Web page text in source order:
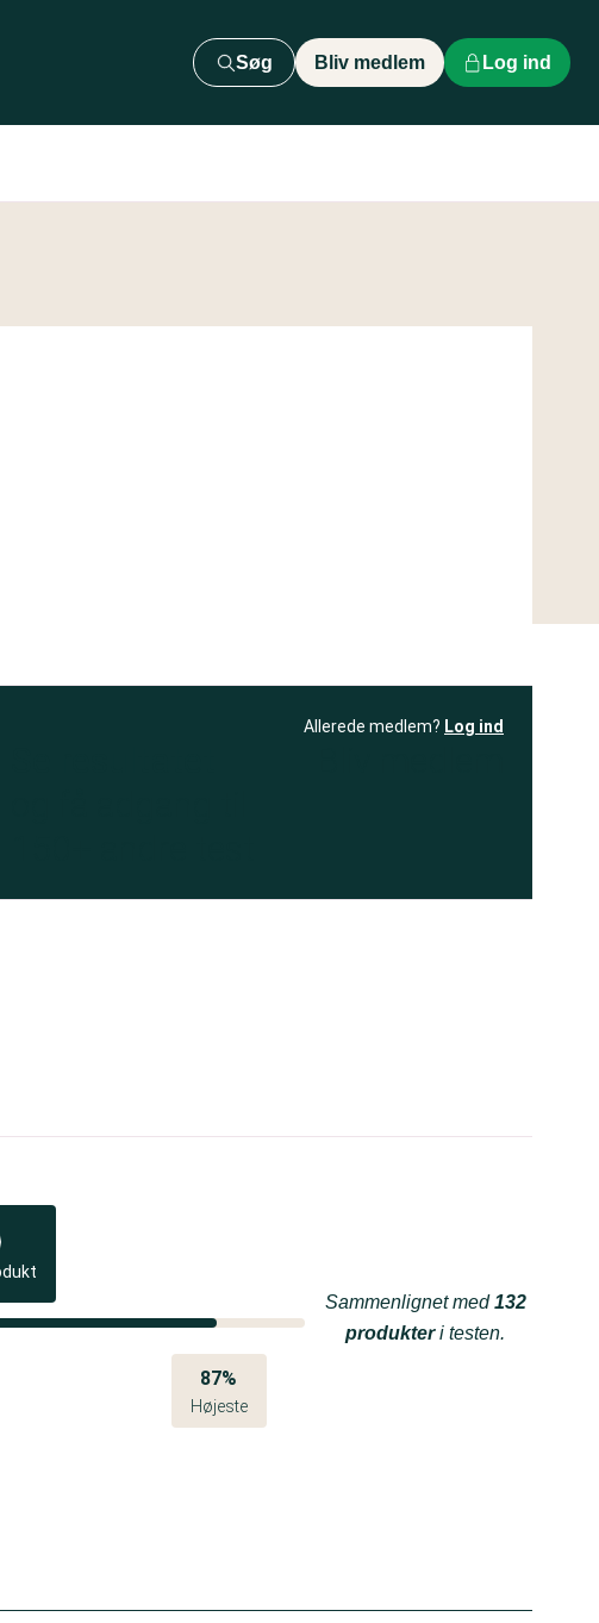
Søg Bliv medlem Log ind
Allerede medlem? Log ind
87%
Højeste
Sammenlignet med132
produkteri testen.